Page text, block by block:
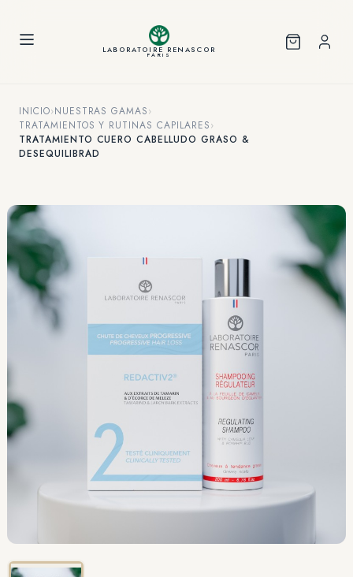
LABORATOIRE RENASCOR
PARIS
INICIO›NUESTRAS GAMAS›
TRATAMIENTOS Y RUTINAS CAPILARES›
TRATAMIENTO CUERO CABELLUDO GRASO &
DESEQUILIBRAD